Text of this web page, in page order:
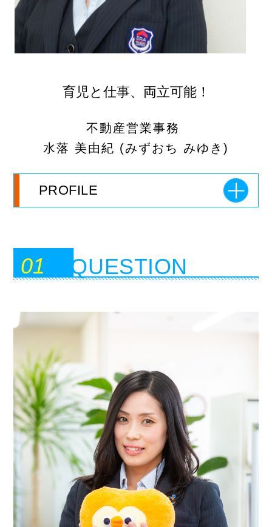
育児と仕事、両立可能！
不動産営業事務
水落 美由紀 (みずおち みゆき)
PROFILE
01 QUESTION